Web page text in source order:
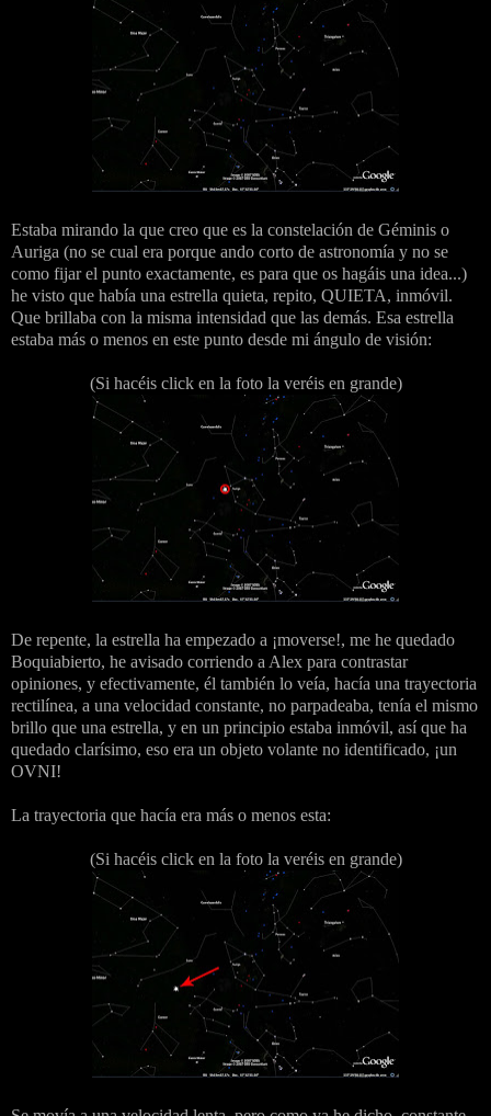
Estaba mirando la que creo que es la constelación de Géminis o
Auriga (no se cual era porque ando corto de astronomía y no se
como fijar el punto exactamente, es para que os hagáis una idea...)
he visto que había una estrella quieta, repito, QUIETA, inmóvil.
Que brillaba con la misma intensidad que las demás. Esa estrella
estaba más o menos en este punto desde mi ángulo de visión:
(Si hacéis click en la foto la veréis en grande)
De repente, la estrella ha empezado a ¡moverse!, me he quedado
Boquiabierto, he avisado corriendo a Alex para contrastar
opiniones, y efectivamente, él también lo veía, hacía una trayectoria
rectilínea, a una velocidad constante, no parpadeaba, tenía el mismo
brillo que una estrella, y en un principio estaba inmóvil, así que ha
quedado clarísimo, eso era un objeto volante no identificado, ¡un
OVNI!
La trayectoria que hacía era más o menos esta:
(Si hacéis click en la foto la veréis en grande)